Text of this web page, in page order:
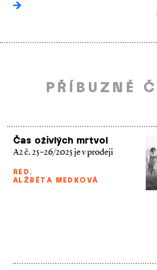
PŘÍBUZNÉ
Čas oživlých mrtvol
A2 č. 25–26/2025 je v prodeji
RED,
ALŽBĚTA MEDKOVÁ